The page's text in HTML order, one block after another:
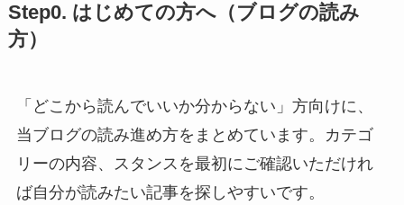
Step0. はじめての方へ（ブログの読み
方）
「どこから読んでいいか分からない」方向けに、
当ブログの読み進め方をまとめています。カテゴ
リーの内容、スタンスを最初にご確認いただけれ
ば自分が読みたい記事を探しやすいです。